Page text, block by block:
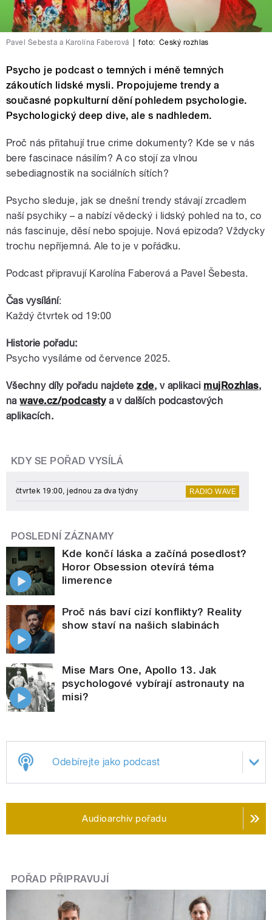
Pavel Šebesta a Karolína Faberová foto: Český rozhlas
Psycho je podcast o temných i méně temných
zákoutích lidské mysli. Propojujeme trendy a
současné popkulturní dění pohledem psychologie.
Psychologický deep dive, ale s nadhledem.
Proč nás přitahují true crime dokumenty? Kde se v nás
bere fascinace násilím? A co stojí za vlnou
sebediagnostik na sociálních sítích?
Psycho sleduje, jak se dnešní trendy stávají zrcadlem
naší psychiky – a nabízí vědecký i lidský pohled na to, co
nás fascinuje, děsí nebo spojuje. Nová epizoda? Vždycky
trochu nepříjemná. Ale to je v pořádku.
Podcast připravují Karolína Faberová a Pavel Šebesta.
Čas vysílání:
Každý čtvrtek od 19:00
Historie pořadu:
Psycho vysíláme od července 2025.
Všechny díly pořadu najdetezde, v aplikaci mujRozhlas,
nawave.cz/podcastya v dalších podcastových
aplikacích.
KDY SE POŘAD VYSÍLÁ
čtvrtek 19:00, jednou za dva týdny RADIO WAVE
POSLEDNÍ ZÁZNAMY
Kde končí láska a začíná posedlost?
Horor Obsession otevírá téma
limerence
Proč nás baví cizí konflikty? Reality
show staví na našich slabinách
Mise Mars One, Apollo 13. Jak
psychologové vybírají astronauty na
misi?
Odebírejte jako podcast
Audioarchiv pořadu
POŘAD PŘIPRAVUJÍ